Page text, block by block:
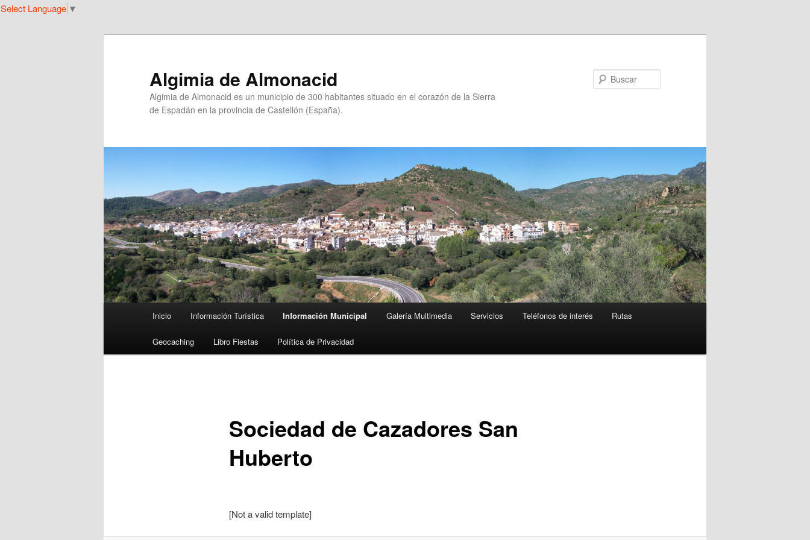
Select Language ▼
Algimia de Almonacid
Algimia de Almonacid es un municipio de 300 habitantes situado en el corazón de la Sierra
de Espadán en la provincia de Castellón (España).
Inicio Información Turística Información Municipal Galería Multimedia Servicios Teléfonos de interés Rutas
Geocaching Libro Fiestas Política de Privacidad
Sociedad de Cazadores San
Huberto
[Not a valid template]